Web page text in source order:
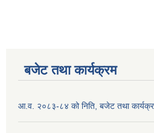
बजेट तथा कार्यक्रम
आ.व. २०८३-८४ को निति, बजेट तथा